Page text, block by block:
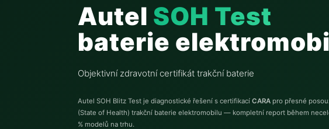
Autel SOH Test
baterie
Objektivní zdravotní certifikát trakční baterie
Autel SOH Blitz Test je diagnostické řešení s certifikací CARApro přesné
(State of Health) trakční baterie elektromobilu — kompletní report během
% modelů na trhu.